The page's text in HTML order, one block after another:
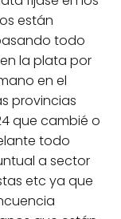
están
todo
la plata por
en el
provincias
que cambié o
todo
a sector
etc ya que